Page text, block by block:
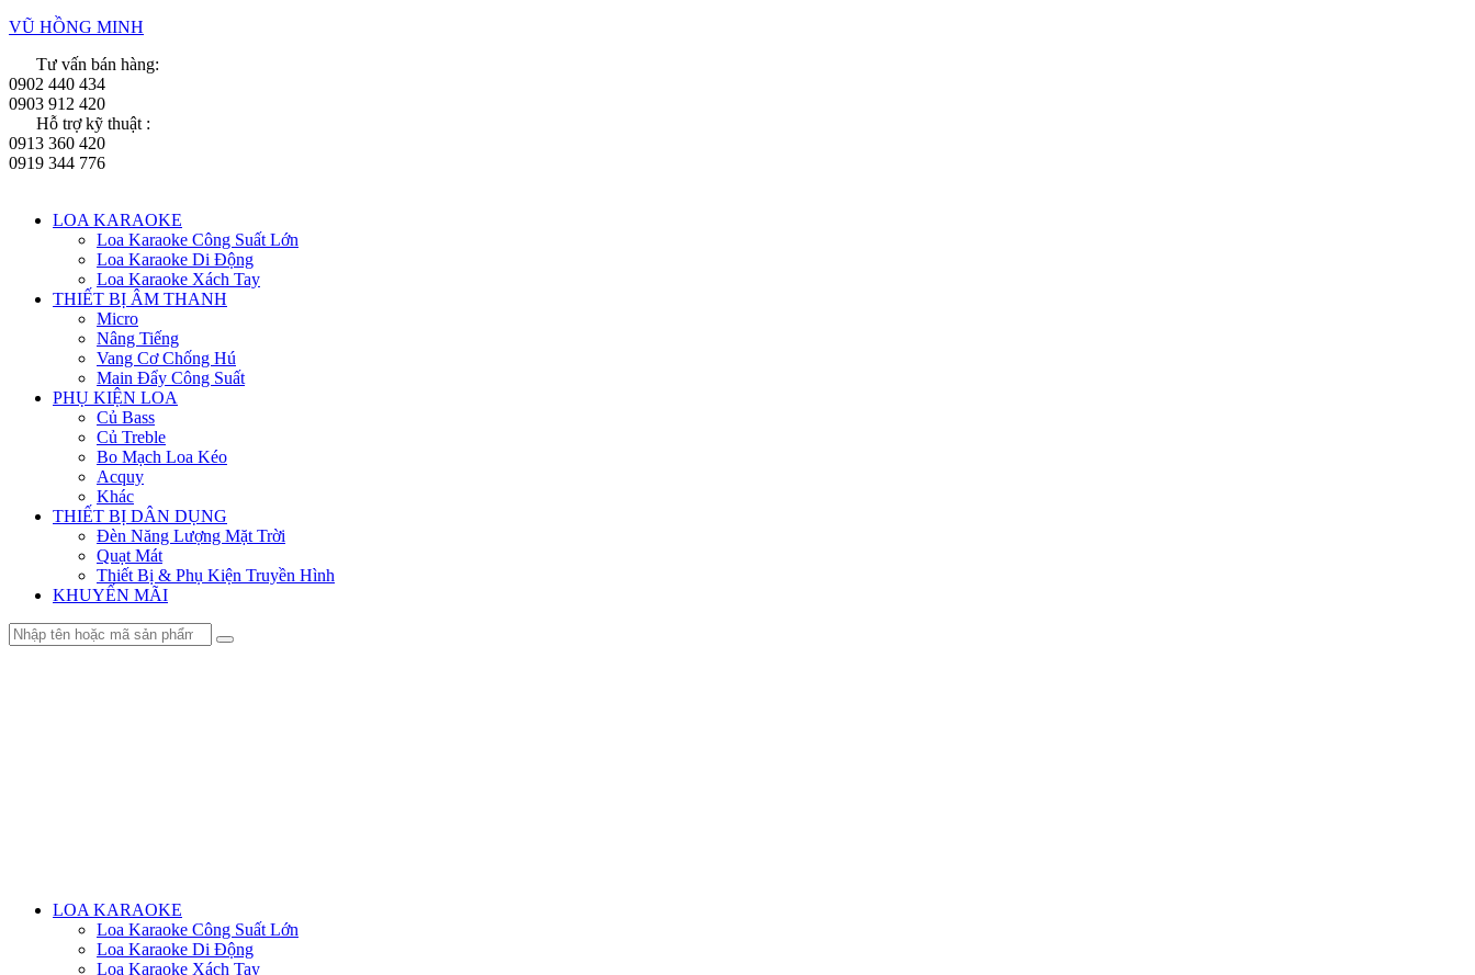
VŨ HỒNG MINH
Tư vấn bán hàng:
0902 440 434
0903 912 420
Hỗ trợ kỹ thuật :
0913 360 420
0919 344 776
Menu
LOA KARAOKE
Loa Karaoke Công Suất Lớn
Loa Karaoke Di Động
Loa Karaoke Xách Tay
THIẾT BỊ ÂM THANH
Micro
Nâng Tiếng
Vang Cơ Chống Hú
Main Đẩy Công Suất
PHỤ KIỆN LOA
Củ Bass
Củ Treble
Bo Mạch Loa Kéo
Acquy
Khác
THIẾT BỊ DÂN DỤNG
Đèn Năng Lượng Mặt Trời
Quạt Mát
Thiết Bị & Phụ Kiện Truyền Hình
KHUYẾN MÃI
Menu
LOA KARAOKE
Loa Karaoke Công Suất Lớn
Loa Karaoke Di Động
Loa Karaoke Xách Tay